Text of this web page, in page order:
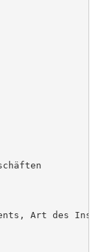
Art des